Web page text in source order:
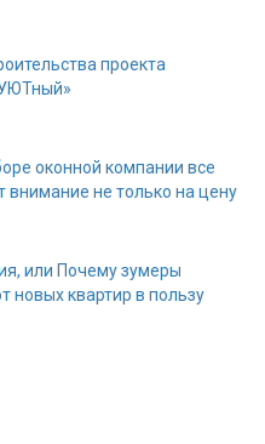
проекта
оконной компании все
не только на цену
или Почему зумеры
новых квартир в пользу